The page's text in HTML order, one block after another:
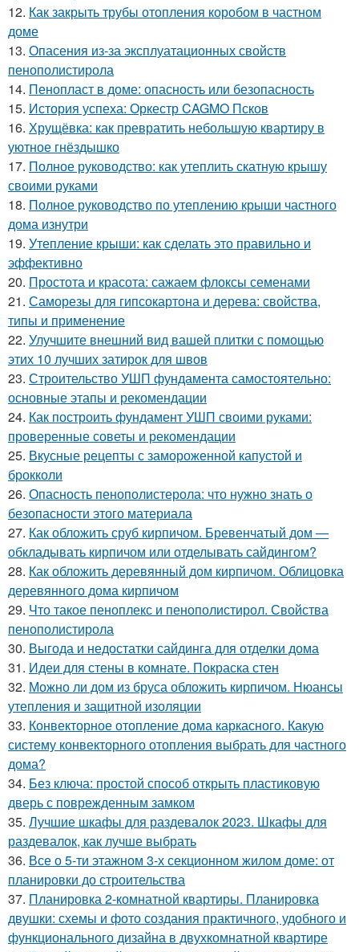
12. Как закрыть трубы отопления коробом в частном
доме
13. Опасения из-за эксплуатационных свойств
пенополистирола
14. Пенопласт в доме: опасность или безопасность
15. История успеха: Оркестр CAGMO Псков
16. Хрущёвка: как превратить небольшую квартиру в
уютное гнёздышко
17. Полное руководство: как утеплить скатную крышу
своими руками
18. Полное руководство по утеплению крыши частного
дома изнутри
19. Утепление крыши: как сделать это правильно и
эффективно
20. Простота и красота: сажаем флоксы семенами
21. Саморезы для гипсокартона и дерева: свойства,
типы и применение
22. Улучшите внешний вид вашей плитки с помощью
этих 10 лучших затирок для швов
23. Строительство УШП фундамента самостоятельно:
основные этапы и рекомендации
24. Как построить фундамент УШП своими руками:
проверенные советы и рекомендации
25. Вкусные рецепты с замороженной капустой и
брокколи
26. Опасность пенополистерола: что нужно знать о
безопасности этого материала
27. Как обложить сруб кирпичом. Бревенчатый дом —
обкладывать кирпичом или отделывать сайдингом?
28. Как обложить деревянный дом кирпичом. Облицовка
деревянного дома кирпичом
29. Что такое пеноплекс и пенополистирол. Свойства
пенополистирола
30. Выгода и недостатки сайдинга для отделки дома
31. Идеи для стены в комнате. Покраска стен
32. Можно ли дом из бруса обложить кирпичом. Нюансы
утепления и защитной изоляции
33. Конвекторное отопление дома каркасного. Какую
систему конвекторного отопления выбрать для частного
дома?
34. Без ключа: простой способ открыть пластиковую
дверь с поврежденным замком
35. Лучшие шкафы для раздевалок 2023. Шкафы для
раздевалок, как лучше выбрать
36. Все о 5-ти этажном 3-х секционном жилом доме: от
планировки до строительства
37. Планировка 2-комнатной квартиры. Планировка
двушки: схемы и фото создания практичного, удобного и
функционального дизайна в двухкомнатной квартире